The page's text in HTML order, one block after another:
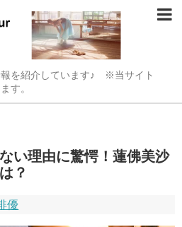
報を紹介しています♪ ※当サイト
す。
い理由に驚愕！蓮佛美沙
？
優